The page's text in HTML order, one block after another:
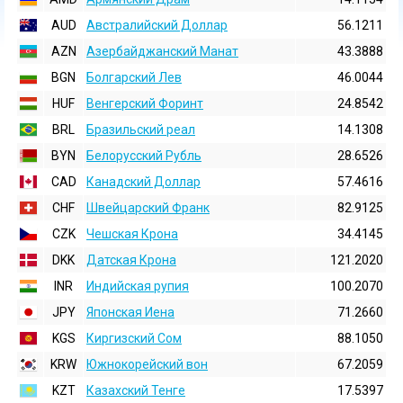
AUD
Австралийский Доллар
56.1211
AZN
Азербайджанский Манат
43.3888
BGN
Болгарский Лев
46.0044
HUF
Венгерский Форинт
24.8542
BRL
Бразильский реал
14.1308
BYN
Белорусский Рубль
28.6526
CAD
Канадский Доллар
57.4616
CHF
Швейцарский Франк
82.9125
CZK
Чешская Крона
34.4145
DKK
Датская Крона
121.2020
INR
Индийская pупия
100.2070
JPY
Японская Иена
71.2660
KGS
Киргизский Сом
88.1050
KRW
Южнокорейский вон
67.2059
KZT
Казахский Тенге 17.5397